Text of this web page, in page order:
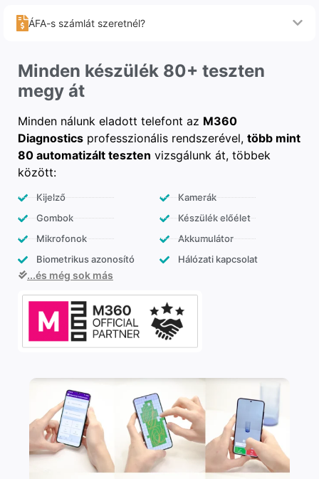
ÁFA-s számlát szeretnél?
Minden készülék 80+ teszten
megy át
Minden nálunk eladott telefont az M360
Diagnostics professzionális rendszerével, több mint
80 automatizált teszten vizsgálunk át, többek
között:
Kijelző
Gombok
Mikrofonok
Biometrikus azonosító
Kamerák
Készülék előélet
Akkumulátor
Hálózati kapcsolat
...és még sok más